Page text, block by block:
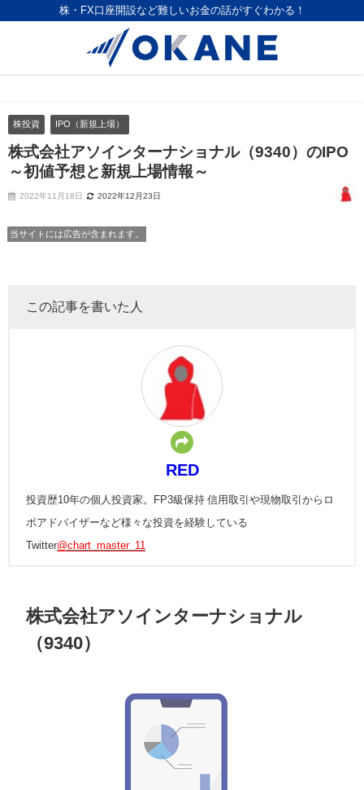
株・FX口座開設など難しいお金の話がすぐわかる！
株投資 IPO（新規上場）
株式会社アソインターナショナル（9340）のIPO
～初値予想と新規上場情報～
2022年11月18日 2022年12月23日
当サイトには広告が含まれます。
この記事を書いた人
RED
投資歴10年の個人投資家。FP3級保持 信用取引や現物取引からロ
ボアドバイザーなど様々な投資を経験している
Twitter@chart_master_11
株式会社アソインターナショナル
（9340）